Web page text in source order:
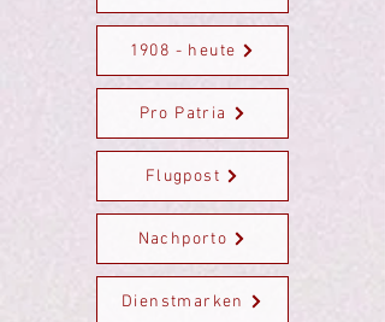
1908 - heute
Pro Patria
Flugpost
Nachporto
Dienstmarken